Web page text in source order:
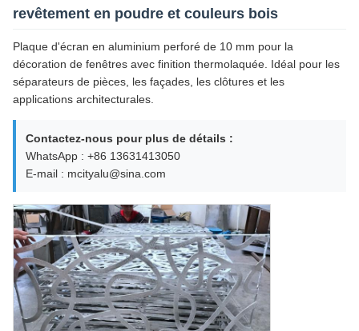
revêtement en poudre et couleurs bois
Plaque d'écran en aluminium perforé de 10 mm pour la
décoration de fenêtres avec finition thermolaquée. Idéal pour les
séparateurs de pièces, les façades, les clôtures et les
applications architecturales.
Contactez-nous pour plus de détails :
WhatsApp : +86 13631413050
E-mail : mcityalu@sina.com